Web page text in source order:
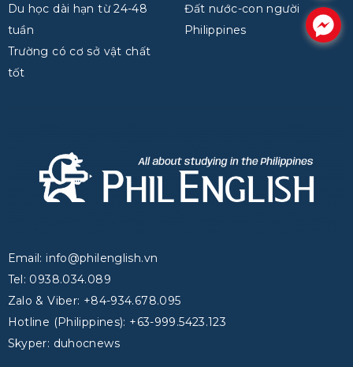
Du học dài hạn từ 24-48
tuần
Trường có cơ sở vật chất
tốt
Đất nước-con người
Philippines
Email: info@philenglish.vn
Tel: 0938.034.089
Zalo & Viber: +84-934.678.095
Hotline (Philippines): +63-999.5423.123
Skyper: duhocnews
.